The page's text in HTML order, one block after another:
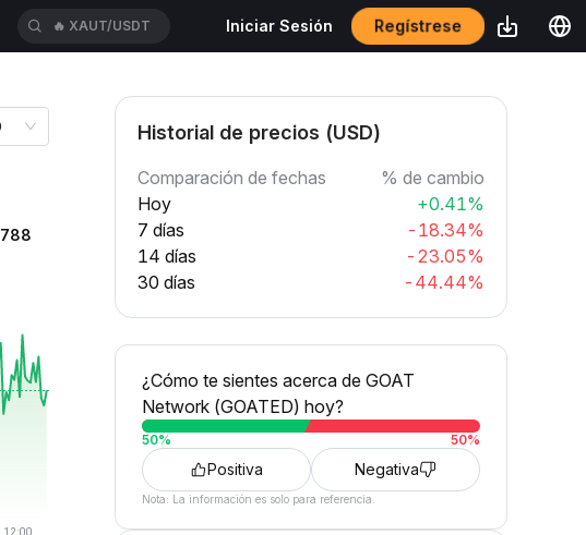
Iniciar Sesión Regístrese
Historial de precios (USD)
Comparación de fechas
% de cambio
Hoy
+0.41%
7 días
-18.34%
14 días
-23.05%
30 días
-44.44%
¿Cómo te sientes acerca de GOAT
Network (GOATED) hoy?
50% 50%
Positiva Negativa
Nota: La información es solo para referencia.